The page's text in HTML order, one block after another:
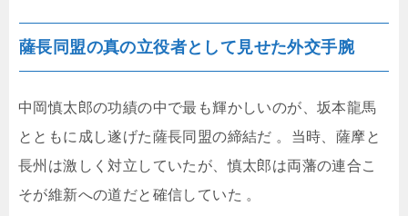
薩長同盟の真の立役者として見せた外交手腕
中岡慎太郎の功績の中で最も輝かしいのが、坂本龍馬
とともに成し遂げた薩長同盟の締結だ 。当時、薩摩と
長州は激しく対立していたが、慎太郎は両藩の連合こ
そが維新への道だと確信していた 。